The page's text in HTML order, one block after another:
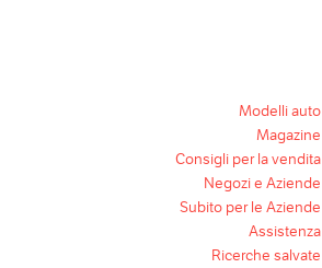
Modelli auto
Magazine
Consigli per la vendita
Negozi e Aziende
Subito per le Aziende
Assistenza
Ricerche salvate